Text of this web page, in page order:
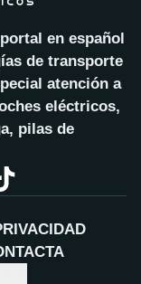
en español
de transporte
atención a
eléctricos,
pilas de